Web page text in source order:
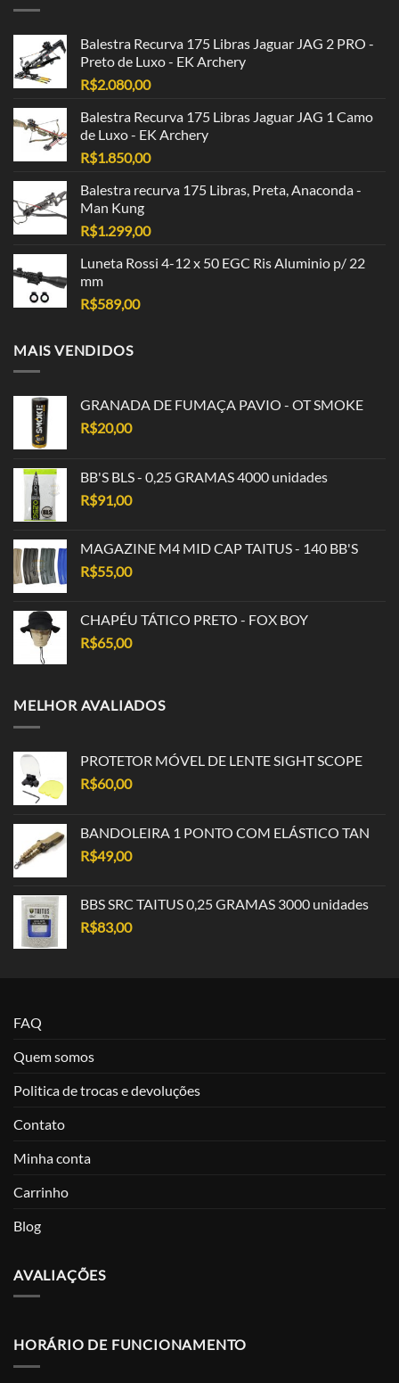
Balestra Recurva 175 Libras Jaguar JAG 2 PRO -
Preto de Luxo - EK Archery
R$2.080,00
Balestra Recurva 175 Libras Jaguar JAG 1 Camo
de Luxo - EK Archery
R$1.850,00
Balestra recurva 175 Libras, Preta, Anaconda -
Man Kung
R$1.299,00
Luneta Rossi 4-12 x 50 EGC Ris Aluminio p/ 22
mm
R$589,00
MAIS VENDIDOS
GRANADA DE FUMAÇA PAVIO - OT SMOKE
R$20,00
BB'S BLS - 0,25 GRAMAS 4000 unidades
R$91,00
MAGAZINE M4 MID CAP TAITUS - 140 BB'S
R$55,00
CHAPÉU TÁTICO PRETO - FOX BOY
R$65,00
MELHOR AVALIADOS
PROTETOR MÓVEL DE LENTE SIGHT SCOPE
R$60,00
BANDOLEIRA 1 PONTO COM ELÁSTICO TAN
R$49,00
BBS SRC TAITUS 0,25 GRAMAS 3000 unidades
R$83,00
FAQ
Quem somos
Politica de trocas e devoluções
Contato
Minha conta
Carrinho
Blog
AVALIAÇÕES
HORÁRIO DE FUNCIONAMENTO